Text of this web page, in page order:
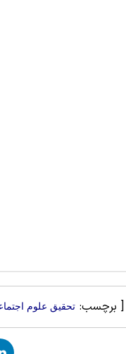
[ برچسب: تحقیق علوم